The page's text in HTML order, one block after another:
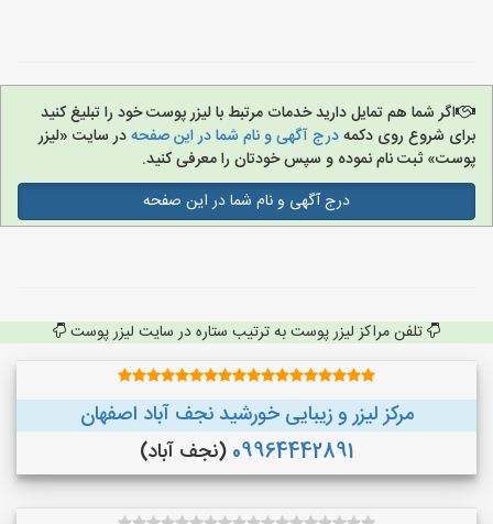
اگر شما هم تمایل دارید خدمات مرتبط با لیزر پوست خود را تبلیغ کنید
برای شروع روی دکمهدرج آگهی و نام شما در این صفحهدر سایت «لیزر
پوست» ثبت نام نموده و سپس خودتان را معرفی کنید.
درج آگهی و نام شما در این صفحه
تلفن مراکز لیزر پوست به ترتیب ستاره در سایت لیزر پوست
مرکز لیزر و زیبایی خورشید نجف آباد اصفهان
09964442891 (نجف‌ آباد)